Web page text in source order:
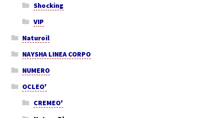
Shocking
VIP
Naturoil
NAYSHA LINEA CORPO
NUMERO
OCLEO'
CREMEO'